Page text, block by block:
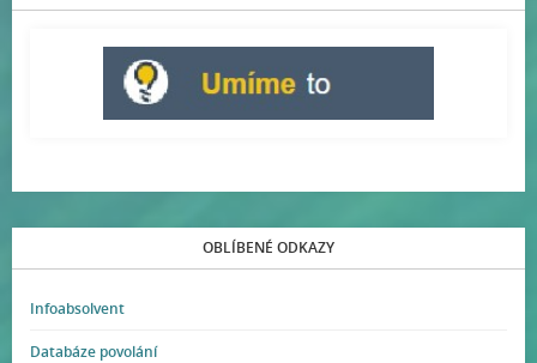
OBLÍBENÉ ODKAZY
Infoabsolvent
Databáze povolání